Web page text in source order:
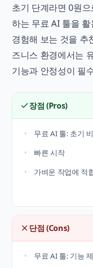
초기 단계라면 0원
하는 무료 AI 툴을
경험해 보는 것을 추
즈니스 환경에서는
기능과 안정성이 필
장점 (Pros)
무료 AI 툴: 초기
빠른 시작
가벼운 작업에 적
단점 (Cons)
무료 AI 툴: 기능